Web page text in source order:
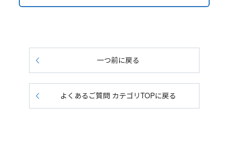
一つ前に戻る
よくあるご質問 カテゴリTOPに戻る